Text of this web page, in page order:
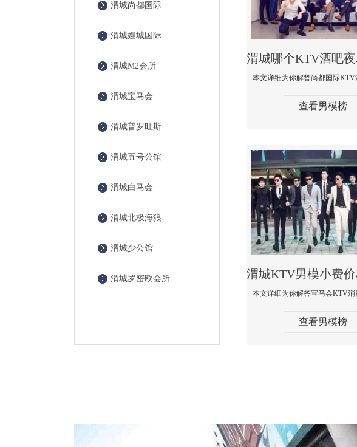
渭城尚都国际
渭城嫚城国际
渭城M2会所
渭城宝马会
渭城普罗旺斯
渭城五号公馆
渭城白马会
渭城北极海狼
渭城少公馆
渭城罗密欧会所
查看男模榜
查看男模榜